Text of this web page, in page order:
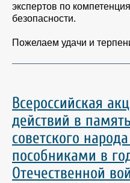
экспертов по
безопасности.
Пожелаем удачи и
Всероссийская
действий в
советского
пособниками в
Отечественной